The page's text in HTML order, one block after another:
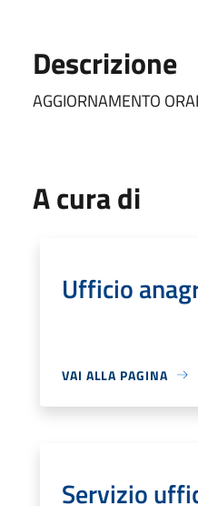
Descrizione
AGGIORNAMENTO
A cura di
Ufficio
VAI ALLA PAGINA
Servizio